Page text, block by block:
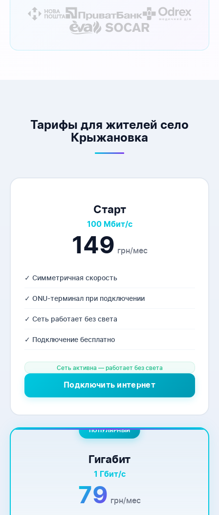
Тарифы для жителей село
Крыжановка
Старт
100 Мбит/с
149 грн/мес
✓ Симметричная скорость
✓ ONU-терминал при подключении
✓ Сеть работает без света
✓ Подключение бесплатно
Сеть активна — работает без света
Подключить интернет
ПОПУЛЯРНЫЙ
Гигабит
1 Гбит/с
79 грн/мес